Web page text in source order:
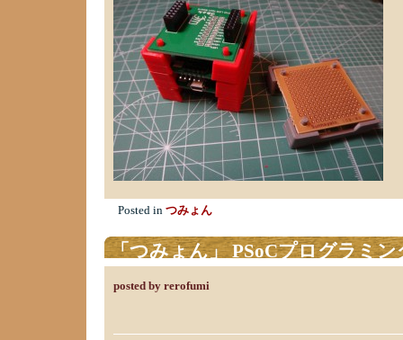
Posted in つみょん
「つみょん」 PSoCプログラミン
posted by rerofumi